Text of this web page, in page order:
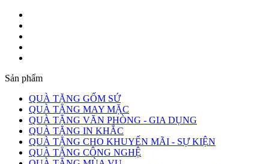
Sản phẩm
QUÀ TẶNG GỐM SỨ
QUÀ TẶNG MAY MẶC
QUÀ TẶNG VĂN PHÒNG - GIA DỤNG
QUÀ TẶNG IN KHẮC
QUÀ TẶNG CHO KHUYẾN MÃI - SỰ KIỆN
QUÀ TẶNG CÔNG NGHỆ